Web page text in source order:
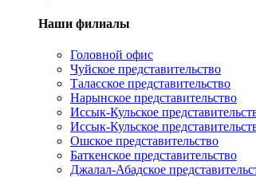
Наши филиалы
Головной офис
Чуйское представительство
Таласское представительство
Нарынское представительство
Иссык-Кульское
Иссык-Кульское
Ошское представительство
Баткенское представительство
Джалал-Абадское